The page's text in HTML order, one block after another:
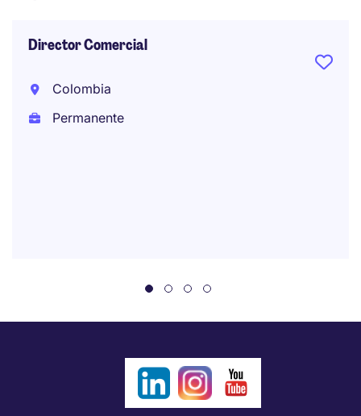
Director Comercial
Colombia
Permanente